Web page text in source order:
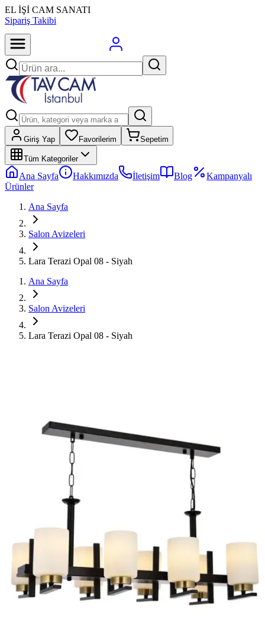
EL İŞİ CAM SANATI
Sipariş Takibi
Giriş Yap Favorilerim Sepetim
Tüm Kategoriler
Ana Sayfa Hakkımızda İletişim Blog
Kampanyalı
Ürünler
Ana Sayfa
Salon Avizeleri
Lara Terazi Opal 08 - Siyah
Ana Sayfa
Salon Avizeleri
Lara Terazi Opal 08 - Siyah